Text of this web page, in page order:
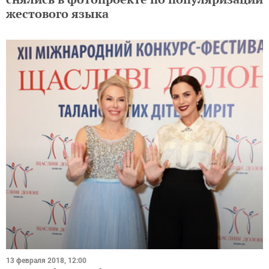
жестового языка
13 февраля 2018, 12:00